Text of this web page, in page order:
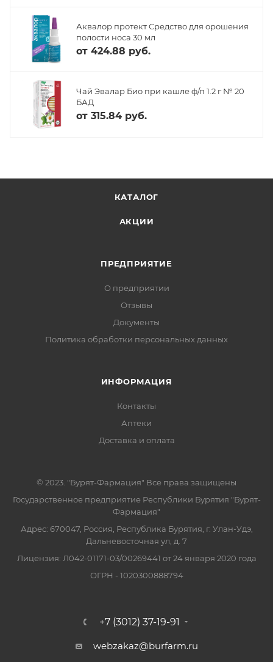
Аквалор протект Средство для орошения
полости носа 30 мл
от 424.88 руб.
Чай Эвалар Био при кашле ф/п 1.2 г № 20
БАД
от 315.84 руб.
КАТАЛОГ
АКЦИИ
ПРЕДПРИЯТИЕ
О предприятии
Отзывы
Документы
Политика обработки персональных данных
ИНФОРМАЦИЯ
Контакты
Аптеки
Доставка и оплата
© 2023. "Бурят-Фармация" Все права защищены
Государственное предприятие Республики Бурятия "Бурят-
Фармация"
Адрес: 670047, Россия, Республика Бурятия, г. Улан-Удэ,
Дальневосточная ул, д. 7
Лицензия: Л042-01171-03/00269441 от 24 января 2020 года
ОГРН - 1020300888794
+7 (3012) 37-19-91
webzakaz@burfarm.ru